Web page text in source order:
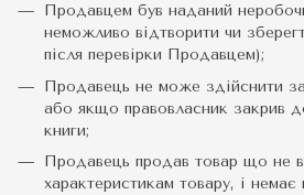
Продавцем був наданий
неможливо відтворити чи
після перевірки Продавцем);
Продавець не може здійснити
або якщо правовласник закрив
книги;
Продавець продав товар що не
характеристикам товару, і